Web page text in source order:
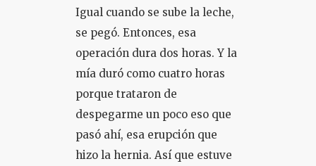
Igual cuando se sube la leche,
se pegó. Entonces, esa
operación dura dos horas. Y la
mía duró como cuatro horas
porque trataron de
despegarme un poco eso que
pasó ahí, esa erupción que
hizo la hernia. Así que estuve